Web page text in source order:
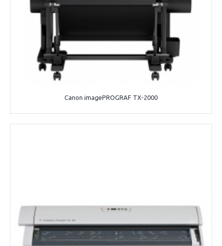
Canon imagePROGRAF TX-2000